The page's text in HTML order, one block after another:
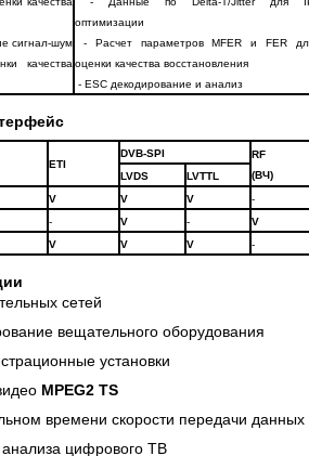
сигнал-шум
качества
оптимизации
- Расчет параметров MFER и FER
оценки качества восстановления
- ESC декодирование и анализ
ETI
DVB-SPI
RF
(ВЧ)
LVDS
LVTTL
V V V
-
- V -
V
V V V -
сетей
вещательного оборудования
установки
MPEG2 TS
времени скорости передачи данных
цифрового ТВ